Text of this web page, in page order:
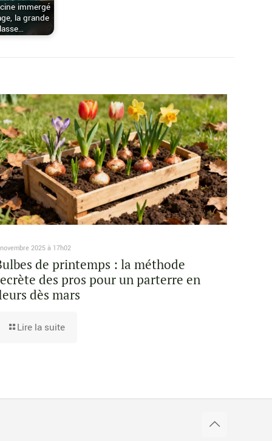
immergé
la grande
2025 à 17h02
de printemps : la méthode
des pros pour un parterre en
dès mars
Lire la suite